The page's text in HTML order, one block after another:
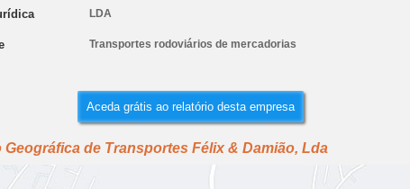
LDA
Transportes rodoviários de mercadorias
Aceda grátis ao relatório desta empresa
Geográfica de Transportes Félix & Damião, Lda